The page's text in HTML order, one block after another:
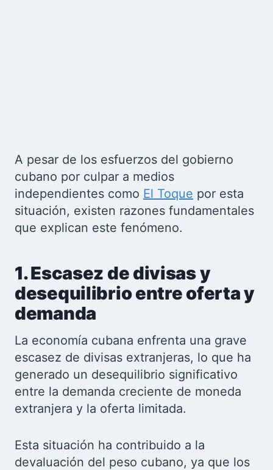
A pesar de los esfuerzos del gobierno
cubano por culpar a medios
independientes como El Toque por esta
situación, existen razones fundamentales
que explican este fenómeno.
1. Escasez de divisas y
desequilibrio entre oferta y
demanda
La economía cubana enfrenta una grave
escasez de divisas extranjeras, lo que ha
generado un desequilibrio significativo
entre la demanda creciente de moneda
extranjera y la oferta limitada.
Esta situación ha contribuido a la
devaluación del peso cubano, ya que los